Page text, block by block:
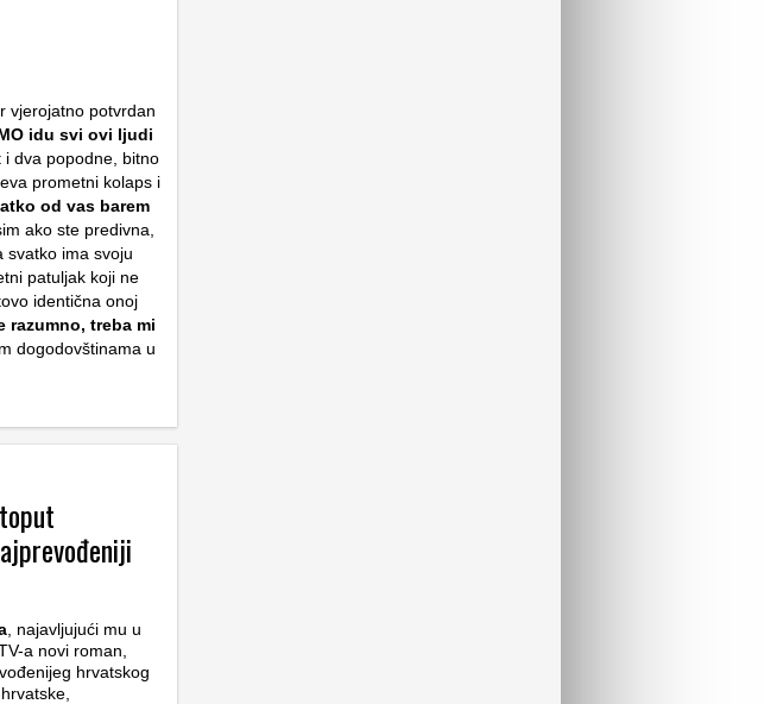
vjerojatno potvrdan
idu svi ovi ljudi
dva popodne, bitno
prometni kolaps i
od vas barem
ako ste predivna,
svatko ima svoju
patuljak koji ne
identična onoj
razumno, treba mi
dogodovštinama u
, najavljujući mu u
a novi roman,
hrvatskog